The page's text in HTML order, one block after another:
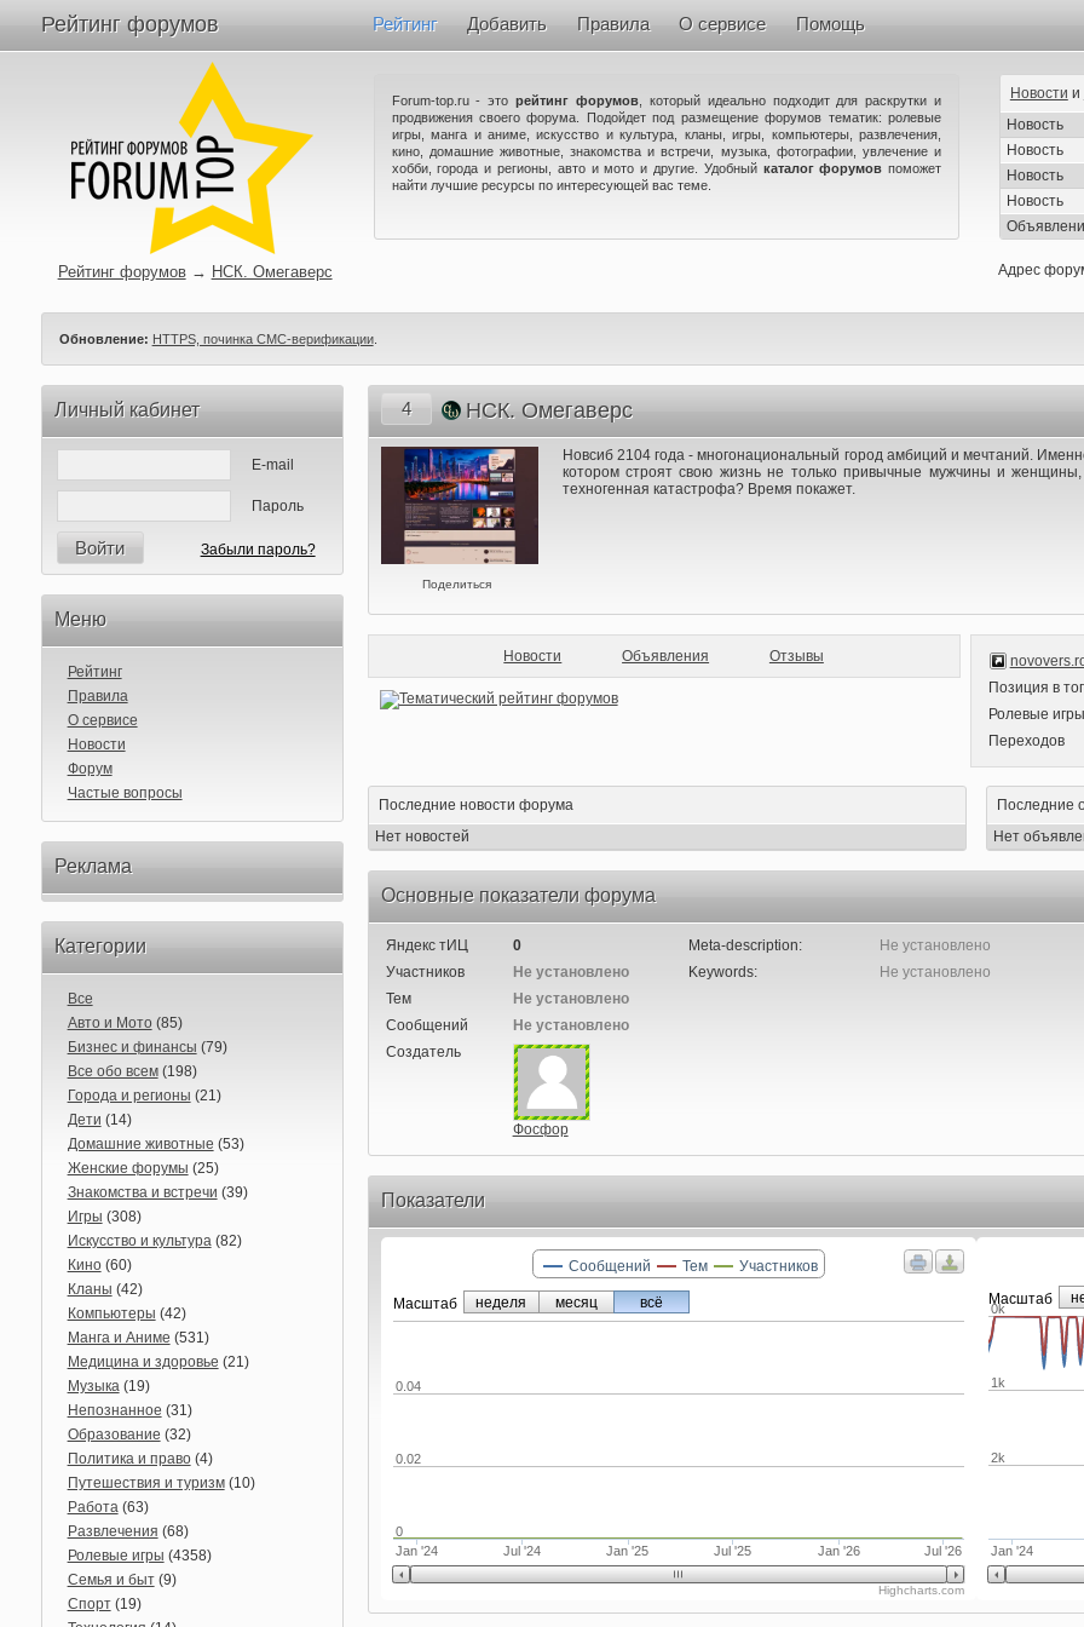
Рейтинг форумов Рейтинг Добавить Правила О сервисе Помощь
Forum-top.ru - эторейтинг форумов , который идеально подходит для раскрутки и
продвижения своего форума. Подойдет под размещение форумов тематик: ролевые
игры, манга и аниме, искусство и культура, кланы, игры, компьютеры, развлечения,
кино, домашние животные, знакомства и встречи, музыка, фотографии, увлечение и
хобби, города и регионы, авто и мото и другие. Удобный каталог форумов поможет
найти лучшие ресурсы по интересующей вас теме.
Новости и
Новость
Новость
Новость
Новость
Адрес
Рейтинг форумов → НСК. Омегаверс
Обновление: HTTPS, починка СМС-верификации.
Личный кабинет
E-mail
Пароль
Войти Забыли пароль?
Меню
Рейтинг
Правила
О сервисе
Новости
Форум
Частые вопросы
Реклама
Категории
Все
Авто и Мото(85)
Бизнес и финансы (79)
Все обо всем(198)
Города и регионы (21)
Дети (14)
Домашние животные (53)
Женские форумы (25)
Знакомства и встречи (39)
Игры (308)
Искусство и культура(82)
Кино(60)
Кланы (42)
Компьютеры (42)
Манга и Аниме (531)
Медицина и здоровье (21)
Музыка(19)
Непознанное (31)
Образование (32)
Политика и право(4)
Путешествия и туризм(10)
Работа(63)
Развлечения (68)
Ролевые игры (4358)
Семья и быт(9)
Спорт(19)
4 НСК. Омегаверс
Поделиться
Новсиб 2104 года - многонациональный город амбиций и мечтаний.
котором строят свою жизнь не только привычные мужчины и
техногенная катастрофа? Время покажет.
Новости Объявления Отзывы
Позиция в
Ролевые игры
Переходов
Последние
Нет
Последние новости форума
Нет новостей
Основные показатели форума
Яндекс тИЦ
0
Участников
Не установлено
Тем
Не установлено
Сообщений
Не установлено
Создатель
Фосфор
Meta-description:
Не установлено
Keywords:
Не установлено
Показатели
Маcштаб
Jan '24 Jul '24 Jan '25 Jul '25 Jan '26 Jul '26
0
0.02
0.04
Highcharts.com
Сообщений Тем Участников
неделя месяц всё Маcштаб
Jan '24
0k
1k
2k